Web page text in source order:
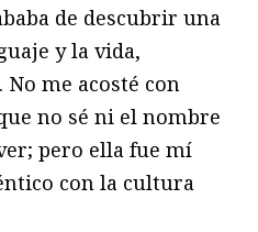
de descubrir una
y la vida,
me acosté con
no sé ni el nombre
pero ella fue mí
con la cultura